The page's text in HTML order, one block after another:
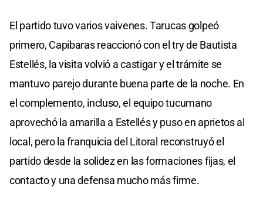
El partido tuvo varios vaivenes. Tarucas golpeó
primero, Capibaras reaccionó con el try de Bautista
Estellés, la visita volvió a castigar y el trámite se
mantuvo parejo durante buena parte de la noche. En
el complemento, incluso, el equipo tucumano
aprovechó la amarilla a Estellés y puso en aprietos al
local, pero la franquicia del Litoral reconstruyó el
partido desde la solidez en las formaciones fijas, el
contacto y una defensa mucho más firme.